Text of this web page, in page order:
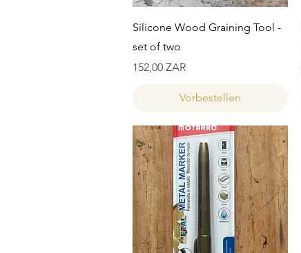
Schnellansicht
Silicone Wood Graining Tool -
set of two
Preis
152,00 ZAR
Vorbestellen